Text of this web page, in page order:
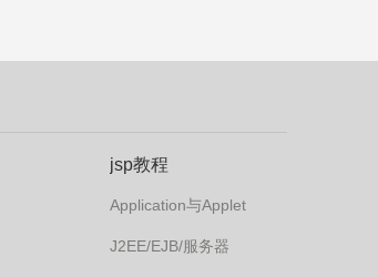
jsp教程
Application与Applet
J2EE/EJB/服务器